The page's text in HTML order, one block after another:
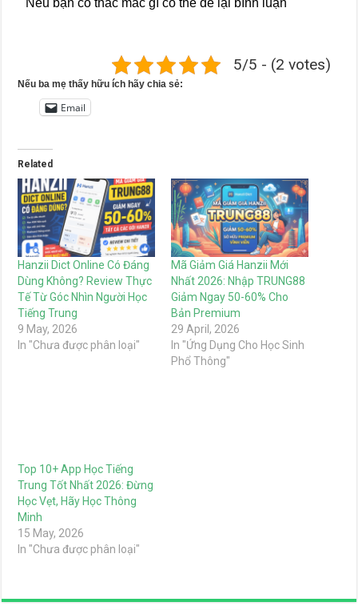
Nếu bạn có thắc mắc gì có thể để lại bình luận
5/5 - (2 votes)
Nếu ba mẹ thấy hữu ích hãy chia sẻ:
Email
Related
Hanzii Dict Online Có Đáng
Dùng Không? Review Thực
Tế Từ Góc Nhìn Người Học
Tiếng Trung
9 May, 2026
In "Chưa được phân loại"
Mã Giảm Giá Hanzii Mới
Nhất 2026: Nhập TRUNG88
Giảm Ngay 50-60% Cho
Bản Premium
29 April, 2026
In "Ứng Dụng Cho Học Sinh
Phổ Thông"
Top 10+ App Học Tiếng
Trung Tốt Nhất 2026: Đừng
Học Vẹt, Hãy Học Thông
Minh
15 May, 2026
In "Chưa được phân loại"